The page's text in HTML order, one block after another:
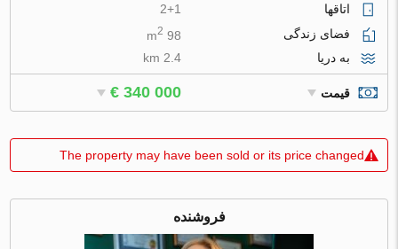
اتاقها
2+1
فضای زندگی
98 m
2
به دریا 2.4 km
قیمت € 340 000
The property may have been sold or its price changed
فروشنده